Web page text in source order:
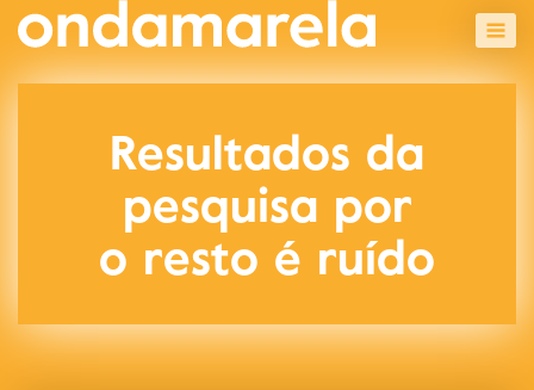
Resultados da
pesquisa por
o resto é ruído